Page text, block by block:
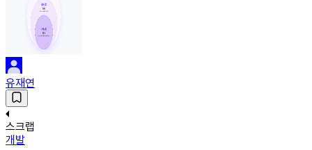
유재연
스크랩
개발